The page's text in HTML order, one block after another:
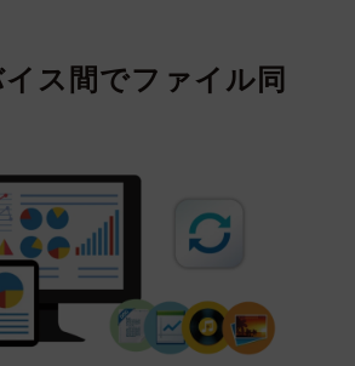
ス間でファイル同